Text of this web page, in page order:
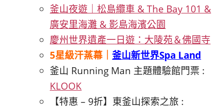
釜山夜遊｜松島纜車 & The Bay 101 &
廣安里海灘 & 影島海濱公園
慶州世界遺產一日遊：大陵苑＆佛國寺
5星級汗蒸幕｜ 釜山新世界Spa Land
釜山 Running Man 主題體驗館門票 :
KLOOK
【特惠 – 9折】東釜山探索之旅 :